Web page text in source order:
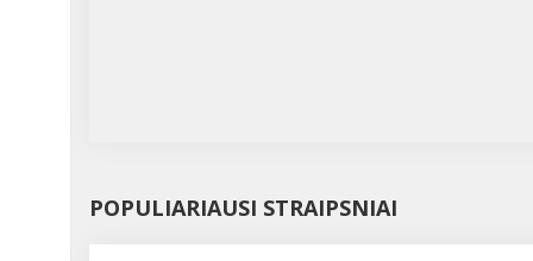
POPULIARIAUSI STRAIPSNIAI